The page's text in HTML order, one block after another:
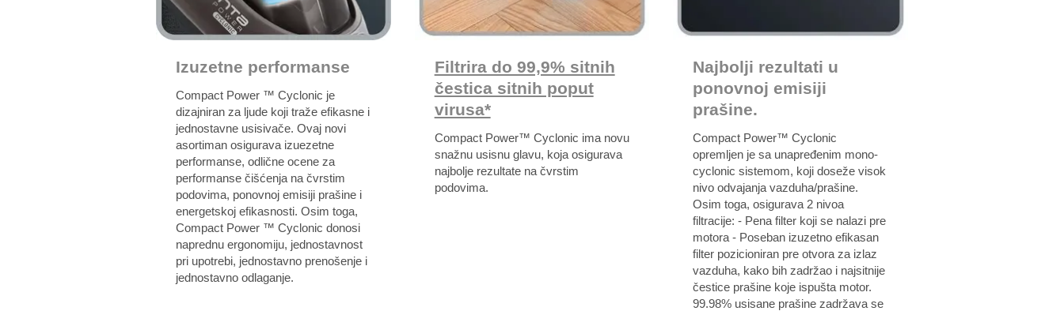
Izuzetne performanse
Compact Power ™ Cyclonic je
dizajniran za ljude koji traže efikasne i
jednostavne usisivače. Ovaj novi
asortiman osigurava izuezetne
performanse, odlične ocene za
performanse čišćenja na čvrstim
podovima, ponovnoj emisiji prašine i
energetskoj efikasnosti. Osim toga,
Compact Power ™ Cyclonic donosi
naprednu ergonomiju, jednostavnost
pri upotrebi, jednostavno prenošenje i
jednostavno odlaganje.
Filtrira do 99,9% sitnih
čestica sitnih poput
virusa*
Compact Power™ Cyclonic ima novu
snažnu usisnu glavu, koja osigurava
najbolje rezultate na čvrstim
podovima.
Najbolji rezultati u
ponovnoj emisiji
prašine.
Compact Power™ Cyclonic
opremljen je sa unapređenim mono-
cyclonic sistemom, koji doseže visok
nivo odvajanja vazduha/prašine.
Osim toga, osigurava 2 nivoa
filtracije: - Pena filter koji se nalazi pre
motora - Poseban izuzetno efikasan
filter pozicioniran pre otvora za izlaz
vazduha, kako bih zadržao i najsitnije
čestice prašine koje ispušta motor.
99.98% usisane prašine zadržava se